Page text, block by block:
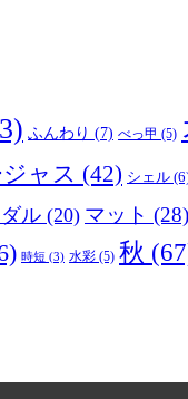
ふんわり (7) べっ甲 (5)
ャス (42) シェル
ル (20) マット (28)
時短 (3) 水彩 (5) 秋